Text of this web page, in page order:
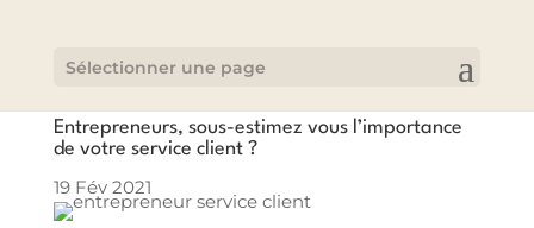
Sélectionner une page
Entrepreneurs, sous-estimez vous l’importance
de votre service client ?
19 Fév 2021